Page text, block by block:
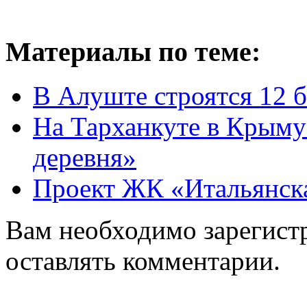
Материалы по теме:
В Алуште строятся 12
На Тарханкуте в
деревня»
Проект ЖК
Вам необходимо
оставлять комментарии.